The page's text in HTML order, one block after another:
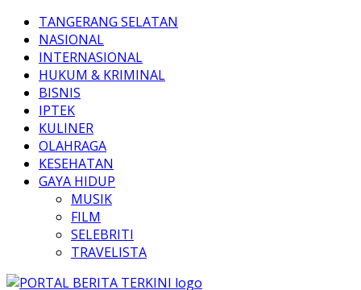
TANGERANG SELATAN
NASIONAL
INTERNASIONAL
HUKUM & KRIMINAL
BISNIS
IPTEK
KULINER
OLAHRAGA
KESEHATAN
GAYA HIDUP
MUSIK
FILM
SELEBRITI
TRAVELISTA